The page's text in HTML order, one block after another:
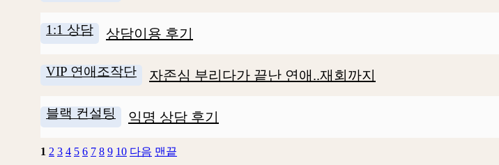
1:1 상담 상담이용 후기
VIP 연애조작단 자존심 부리다가 끝난 연애..재회까지
블랙 컨설팅 익명 상담 후기
1 2 3 4 5 6 7 8 9 10 다음 맨끝